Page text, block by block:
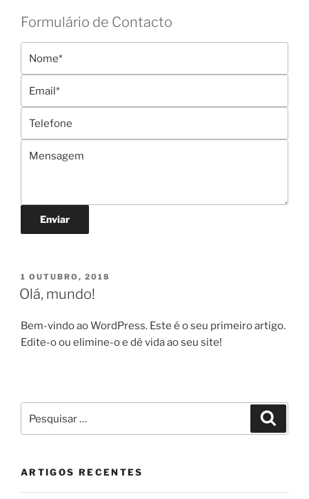
Formulário de Contacto
Enviar
PUBLICADO
EM
1 OUTUBRO, 2018
Olá, mundo!
Bem-vindo ao WordPress. Este é o seu primeiro artigo.
Edite-o ou elimine-o e dê vida ao seu site!
por:
ARTIGOS RECENTES